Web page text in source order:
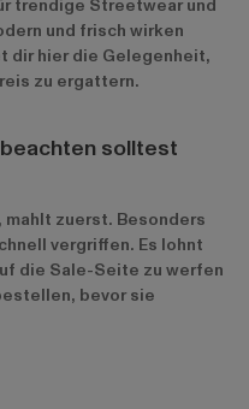
trendige Streetwear und
und frisch wirken
dir hier die Gelegenheit,
zu ergattern.
solltest
zuerst. Besonders
vergriffen. Es lohnt
die Sale-Seite zu werfen
bevor sie